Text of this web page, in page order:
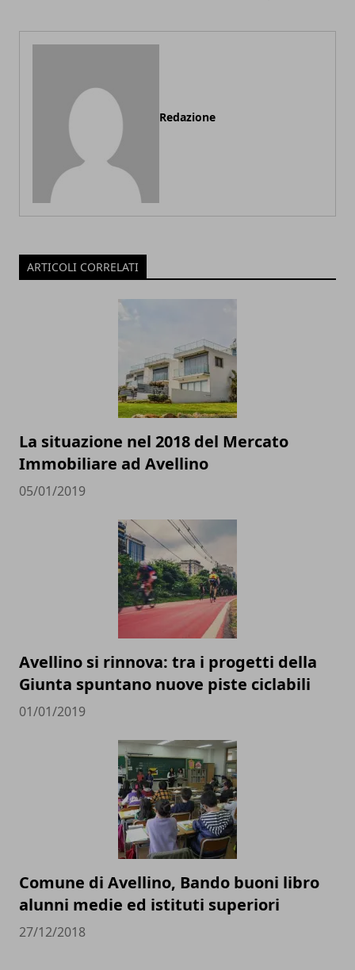
Redazione
ARTICOLI CORRELATI
La situazione nel 2018 del Mercato
Immobiliare ad Avellino
05/01/2019
Avellino si rinnova: tra i progetti della
Giunta spuntano nuove piste ciclabili
01/01/2019
Comune di Avellino, Bando buoni libro
alunni medie ed istituti superiori
27/12/2018